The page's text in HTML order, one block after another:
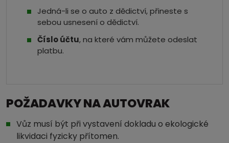
Jedná-li se o auto z dědictví, přineste s
sebou usnesení o dědictví.
Číslo účtu, na které vám můžete odeslat
platbu.
POŽADAVKY NA AUTOVRAK
Vůz musí být při vystavení dokladu o ekologické
likvidaci fyzicky přítomen.